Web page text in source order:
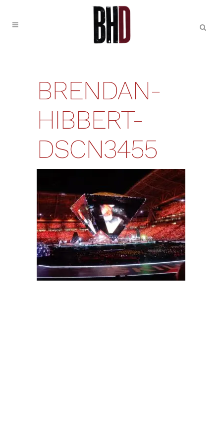
BRENDAN-
HIBBERT-
DSCN3455